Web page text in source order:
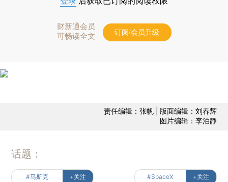
财新通会员
可畅读全文
订阅/会员升级
责任编辑：张帆 | 版面编辑：刘春辉
图片编辑：李泊静
话题：
#马斯克 +关注 #SpaceX +关注